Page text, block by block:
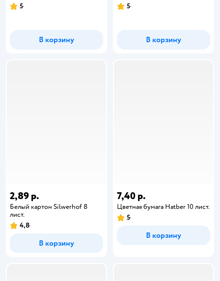
5
В корзину
5
В корзину
2,89 р.
Белый картон Silwerhof 8
лист.
4,8
В корзину
7,40 р.
Цветная бумага Hatber 10 лист.
5
В корзину